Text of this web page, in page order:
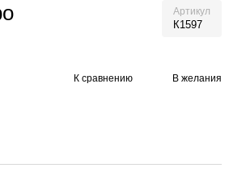
Артикул
К1597
К сравнению В желания